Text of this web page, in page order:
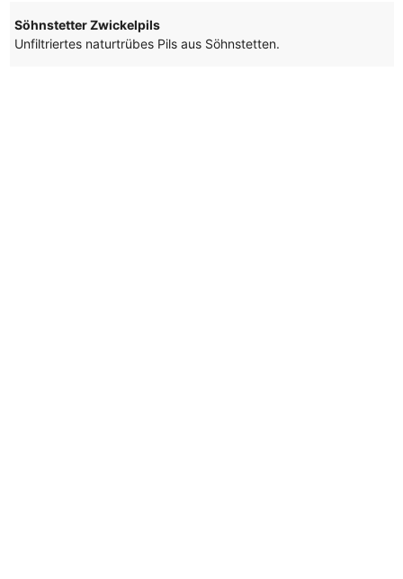
Söhnstetter Zwickelpils
Unfiltriertes naturtrübes Pils aus Söhnstetten.